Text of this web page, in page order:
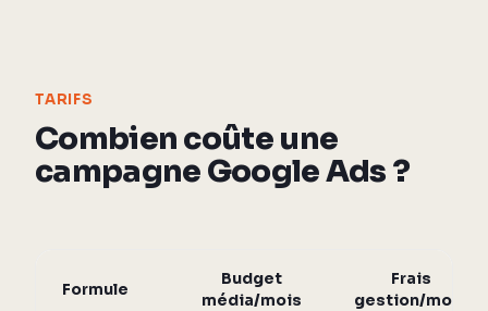
TARIFS
Combien coûte une
campagne Google Ads ?
Formule
Budget
média/mois
Frais
gestion/mois